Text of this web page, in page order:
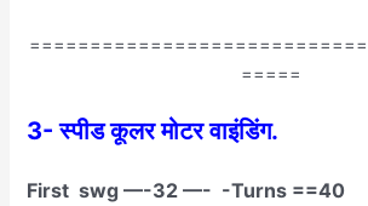
=====
3- स्पीड कूलर मोटर वाइंडिंग.
First swg —-32 —- -Turns ==40